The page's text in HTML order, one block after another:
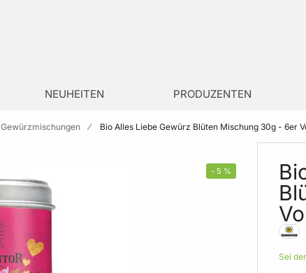
NEUHEITEN PRODUZENTEN
Gewürzmischungen Bio Alles Liebe Gewürz Blüten Mischung 30g - 6er
- 5 %
Sei